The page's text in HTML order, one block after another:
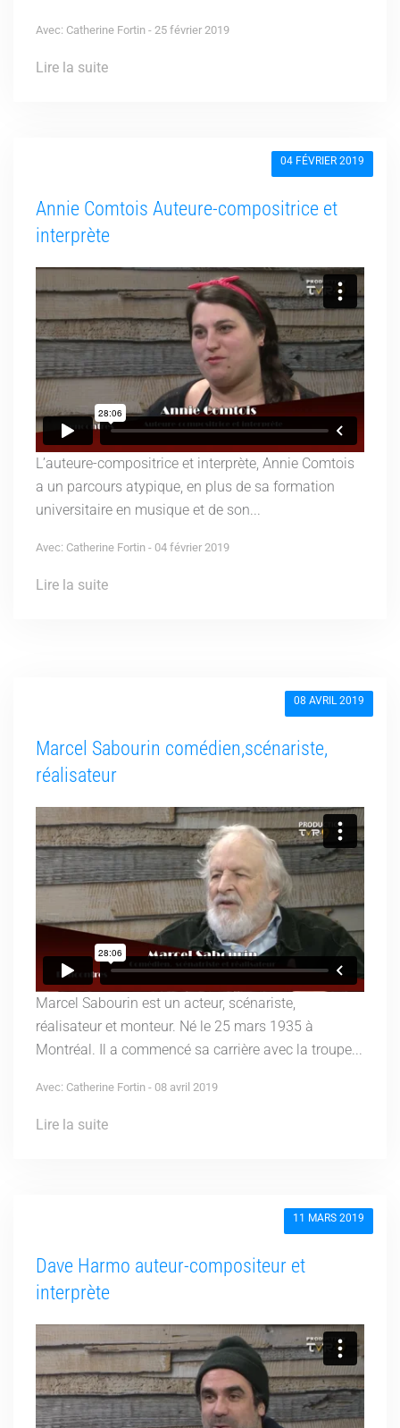
Avec: Catherine Fortin - 25 février 2019
Lire la suite
04 FÉVRIER 2019
Annie Comtois Auteure-compositrice et
interprète
L’auteure-compositrice et interprète, Annie Comtois
a un parcours atypique, en plus de sa formation
universitaire en musique et de son...
Avec: Catherine Fortin - 04 février 2019
Lire la suite
08 AVRIL 2019
Marcel Sabourin comédien,scénariste,
réalisateur
Marcel Sabourin est un acteur, scénariste,
réalisateur et monteur. Né le 25 mars 1935 à
Montréal. Il a commencé sa carrière avec la troupe...
Avec: Catherine Fortin - 08 avril 2019
Lire la suite
11 MARS 2019
Dave Harmo auteur-compositeur et
interprète